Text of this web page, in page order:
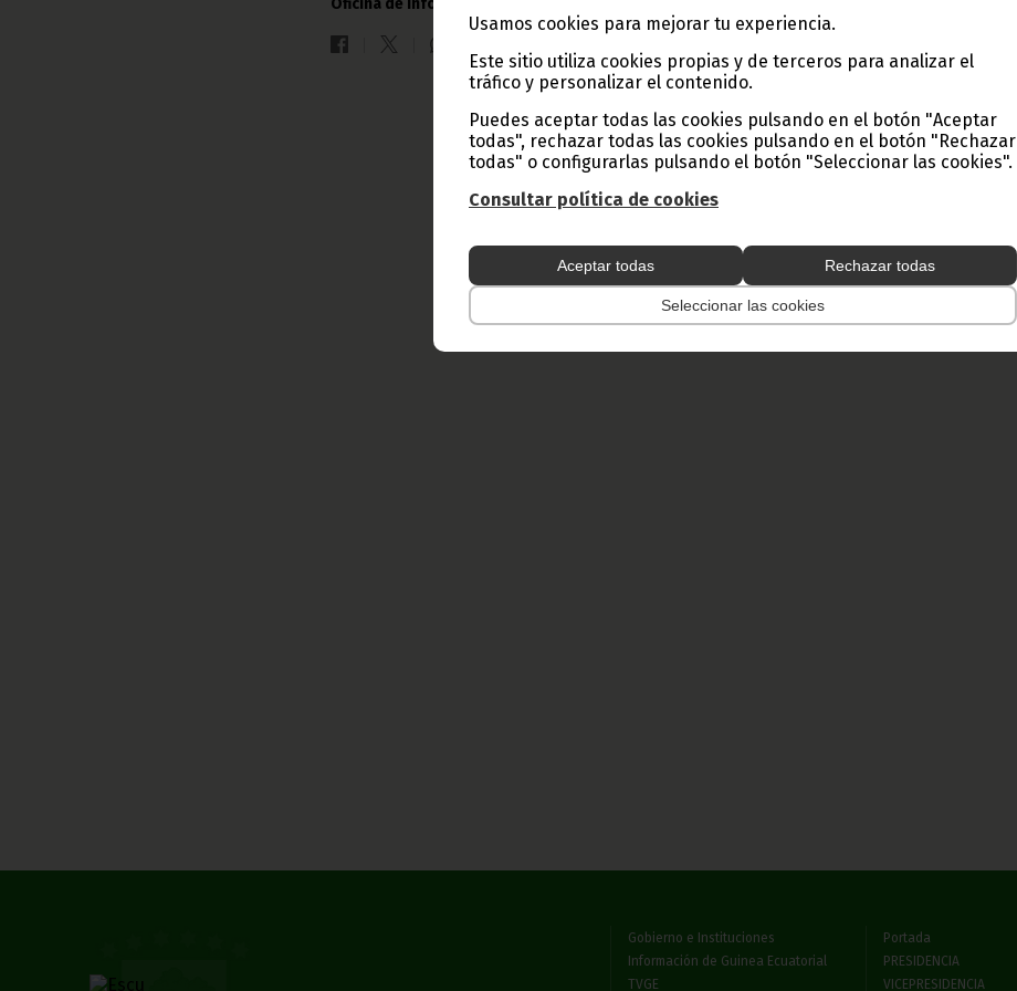
Usamos cookies para mejorar tu experiencia.
Este sitio utiliza cookies propias y de terceros para analizar el
tráfico y personalizar el contenido.
Puedes aceptar todas las cookies pulsando en el botón "Aceptar
todas", rechazar todas las cookies pulsando en el botón "Rechazar
todas" o configurarlas pulsando el botón "Seleccionar las cookies".
Consultar política de cookies
Aceptar todas Rechazar todas
Seleccionar las cookies
Oficina de Información y Prensa de Guinea Ecuatorial (D.G. Base Internet).
Gobierno e Instituciones
Información de Guinea Ecuatorial
TVGE
Portada
PRESIDENCIA
VICEPRESIDENCIA